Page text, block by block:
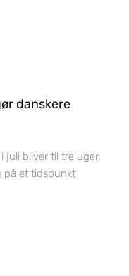
danskere
juli bliver til tre uger.
på et tidspunkt